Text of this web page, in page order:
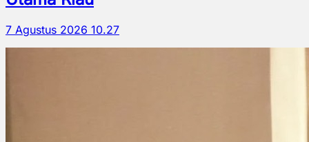
7 Agustus 2026 10.27